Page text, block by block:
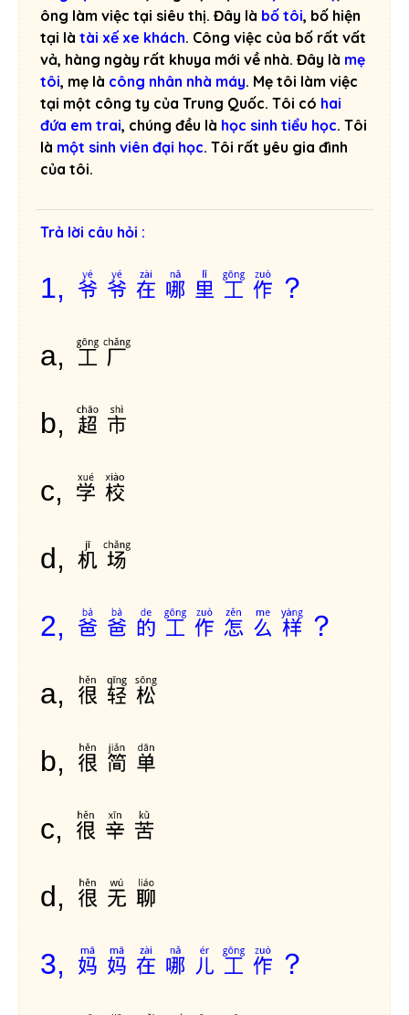
ông làm việc tại siêu thị. Đây là bố tôi, bố hiện
tại là tài xế xe khách. Công việc của bố rất vất
vả, hàng ngày rất khuya mới về nhà. Đây là mẹ
tôi, mẹ là công nhân nhà máy. Mẹ tôi làm việc
tại một công ty của Trung Quốc. Tôi có hai
đứa em trai, chúng đều là học sinh tiểu học. Tôi
là một sinh viên đại học. Tôi rất yêu gia đình
của tôi.
Trả lời câu hỏi :
1, 爷爷在哪里工作？
a, 工厂
b, 超市
c, 学校
d, 机场
2, 爸爸的工作怎么样？
a, 很轻松
b, 很简单
c, 很辛苦
d, 很无聊
3, 妈妈在哪儿工作？